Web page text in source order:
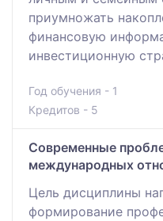
приумножать
финансовую
инвестиционную
Год обучения - 1
Кредитов - 5
Современные
международных
Цель дисциплины
формирование